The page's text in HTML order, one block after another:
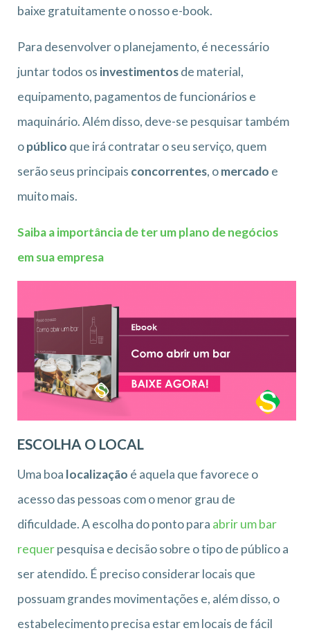
baixe gratuitamente o nosso e-book.
Para desenvolver o planejamento, é necessário
juntar todos os investimentosde material,
equipamento, pagamentos de funcionários e
maquinário. Além disso, deve-se pesquisar também
opúblico que irá contratar o seu serviço, quem
serão seus principais concorrentes, omercado e
muito mais.
Saiba a importância de ter um plano de negócios
em sua empresa
ESCOLHA O LOCAL
Uma boa localização é aquela que favorece o
acesso das pessoas com o menor grau de
dificuldade. A escolha do ponto para abrir um bar
requerpesquisa e decisão sobre o tipo de público a
ser atendido. É preciso considerar locais que
possuam grandes movimentações e, além disso, o
estabelecimento precisa estar em locais de fácil